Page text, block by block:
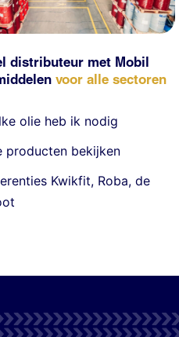
distributeur met Mobil
voor alle sectoren
olie heb ik nodig
producten bekijken
s Kwikfit, Roba, de